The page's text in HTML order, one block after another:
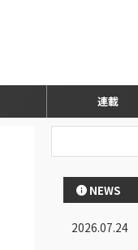
連載
NEWS
2026.07.24